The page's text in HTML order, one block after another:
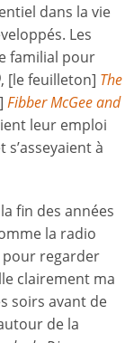
dans la vie
Les
familial pour
, [le feuilleton] The
Fibber McGee and
leur emploi
à
fin des années
la radio
pour regarder
clairement ma
soirs avant de
de la